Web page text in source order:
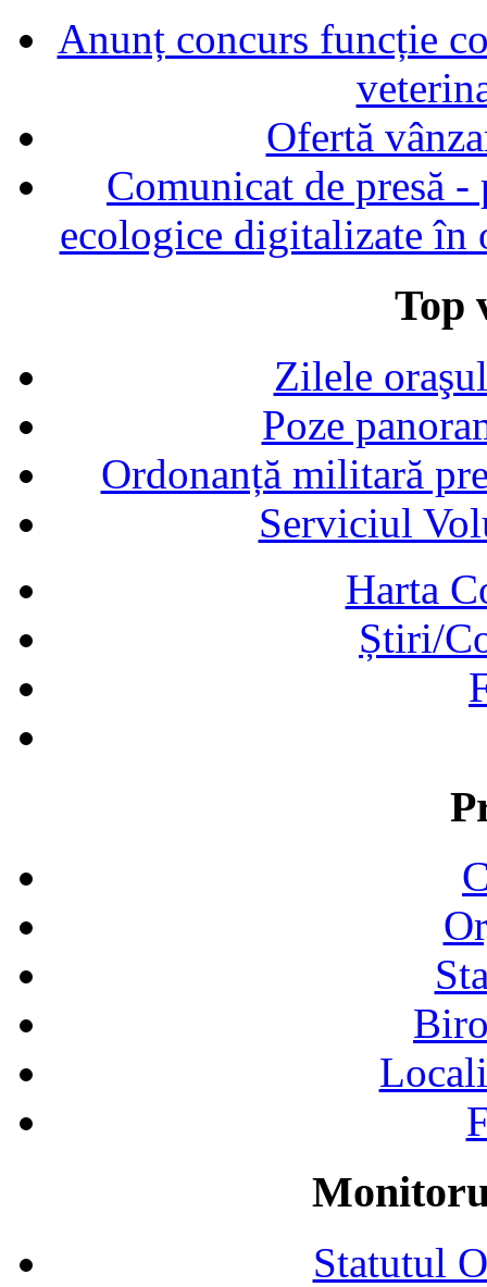
Anunț concurs funcție
Ofertă
Comunicat de presă
ecologice digitalizate în
Top
Zilele
Poze
Ordonanță militară
Serviciul
Harta
Știri/
Statutul